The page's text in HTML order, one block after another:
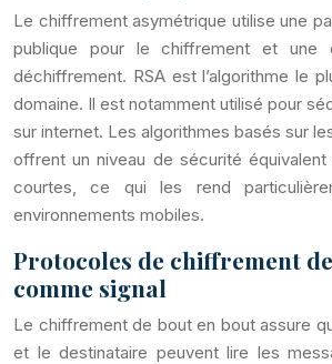
Le chiffrement asymétrique utilise une
publique pour le chiffrement et une
déchiffrement. RSA est l’algorithme le
domaine. Il est notamment utilisé pour
sur internet. Les algorithmes basés sur
offrent un niveau de sécurité
courtes, ce qui les rend
environnements mobiles.
Protocoles de chiffrement
comme signal
Le chiffrement de bout en bout assure
et le destinataire peuvent lire les